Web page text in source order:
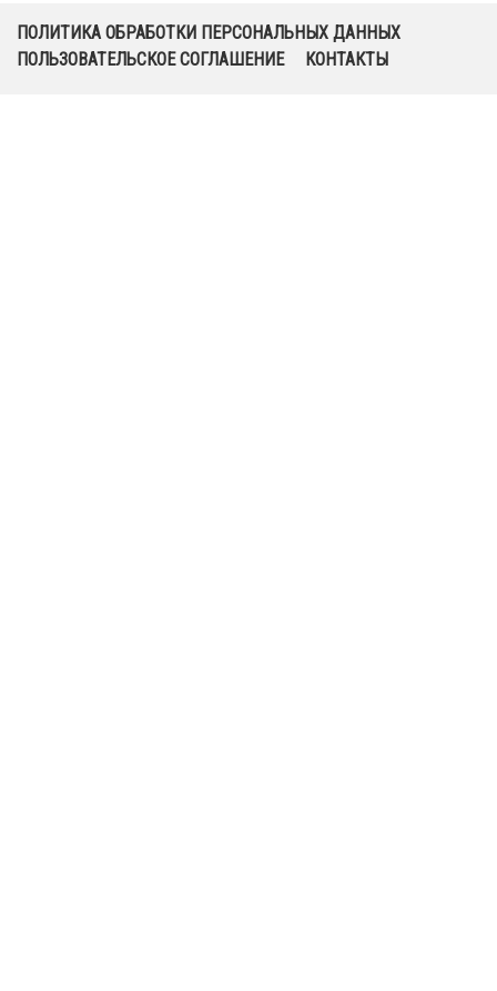
ПОЛИТИКА ОБРАБОТКИ ПЕРСОНАЛЬНЫХ ДАННЫХ
ПОЛЬЗОВАТЕЛЬСКОЕ СОГЛАШЕНИЕ
КОНТАКТЫ